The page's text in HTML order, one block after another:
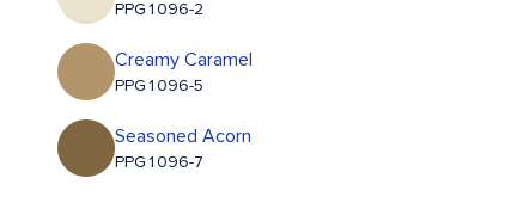
PPG1096-2
Creamy Caramel
PPG1096-5
Seasoned Acorn
PPG1096-7